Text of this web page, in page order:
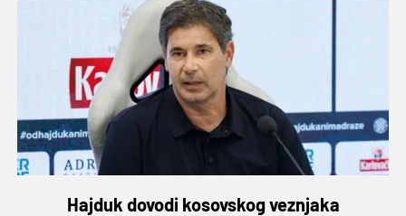
Hajduk dovodi kosovskog veznjaka